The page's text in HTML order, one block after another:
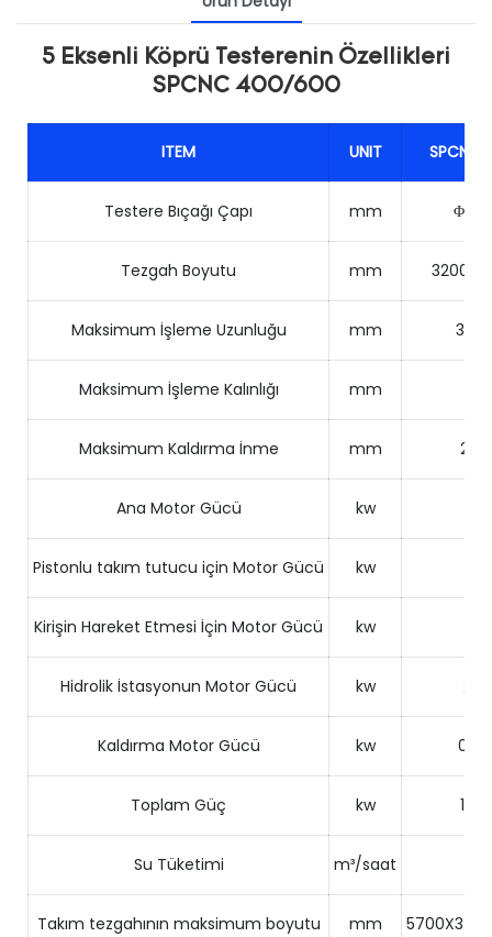
5 Eksenli Köprü Testerenin Özellikleri
SPCNC 400/600
ITEM UNIT
Testere Bıçağı Çapı mm
Tezgah Boyutu mm
Maksimum İşleme Uzunluğu mm 3200
Maksimum İşleme Kalınlığı mm
Maksimum Kaldırma İnme mm 250
Ana Motor Gücü kw
Pistonlu takım tutucu için Motor Gücü kw
Kirişin Hareket Etmesi İçin Motor Gücü kw
Hidrolik İstasyonun Motor Gücü kw 2.2
Kaldırma Motor Gücü kw 0.85
Toplam Güç kw 17.7
Su Tüketimi m³/saat
Takım tezgahının maksimum boyutu mm